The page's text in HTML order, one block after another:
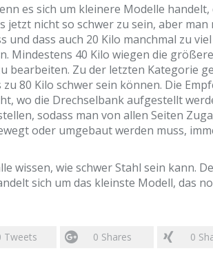
es sich um kleinere Modelle handelt,
jetzt nicht so schwer zu sein, aber man
dass auch 20 Kilo manchmal zu viel
Mindestens 40 Kilo wiegen die
bearbeiten. Zu der letzten Kategorie
80 Kilo schwer sein können. Die
wo die Drechselbank aufgestellt
sodass man von allen Seiten
oder umgebaut werden muss,
wissen, wie schwer Stahl sein kann.
sich um das kleinste Modell, das
Tweets 0 Shares 0